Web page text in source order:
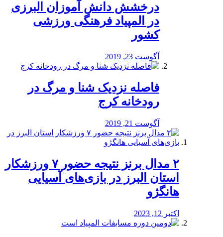
درخشش دانش آموزان البرزی
در المپیاد فرهنگی ورزشی
کشور
آگوست 23, 2019
️فاصله نزدیک شنا و مرگ در
رودخانه کرج
آگوست 21, 2019
۲ مدال برنز نتیجه حضور ۷ ورزشکار
استان البرز در بازی‌های آسیایی
هانگژو
اکتبر 12, 2023